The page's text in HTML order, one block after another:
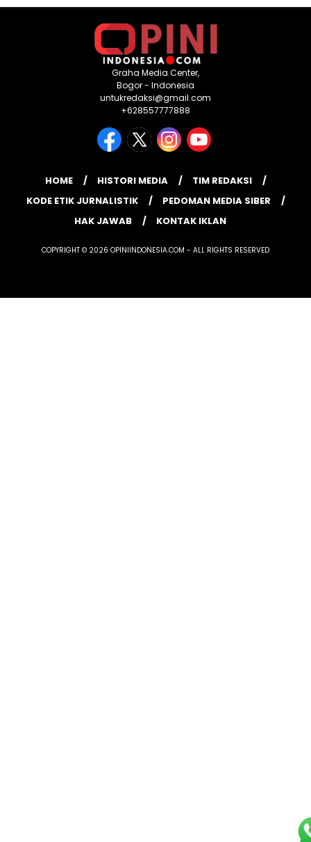
Graha Media Center,
Bogor - Indonesia
untukredaksi@gmail.com
+628557777888
HOME HISTORI MEDIA
TIM REDAKSI
KODE ETIK JURNALISTIK
PEDOMAN MEDIA SIBER
HAK JAWAB
KONTAK IKLAN
COPYRIGHT © 2026 OPINIINDONESIA.COM - ALL RIGHTS RESERVED